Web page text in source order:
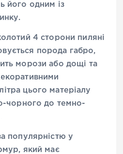
його одним із
4 сторони пиляні
порода габро,
морози або дощі та
цього матеріалу
чорного до темно-
популярністю у
який має